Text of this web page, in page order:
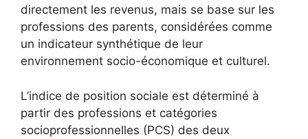
directement les revenus, mais se base sur les
professions des parents, considérées comme
un indicateur synthétique de leur
environnement socio-économique et culturel.
L’indice de position sociale est déterminé à
partir des professions et catégories
socioprofessionnelles (PCS) des deux